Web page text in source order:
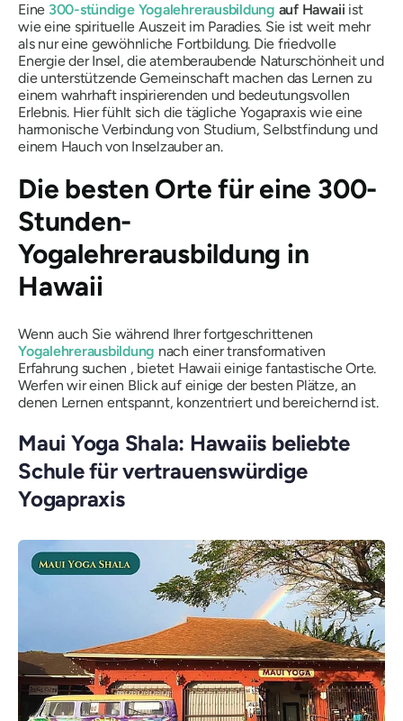
Eine 300-stündige Yogalehrerausbildung auf Hawaii ist
wie eine spirituelle Auszeit im Paradies. Sie ist weit mehr
als nur eine gewöhnliche Fortbildung. Die friedvolle
Energie der Insel, die atemberaubende Naturschönheit und
die unterstützende Gemeinschaft machen das Lernen zu
einem wahrhaft inspirierenden und bedeutungsvollen
Erlebnis. Hier fühlt sich die tägliche Yogapraxis wie eine
harmonische Verbindung von Studium, Selbstfindung und
einem Hauch von Inselzauber an.
Die besten Orte für eine 300-
Stunden-
Yogalehrerausbildung in
Hawaii
Wenn auch Sie während Ihrer fortgeschrittenen
Yogalehrerausbildung nach einer transformativen
Erfahrung suchen , bietet Hawaii einige fantastische Orte.
Werfen wir einen Blick auf einige der besten Plätze, an
denen Lernen entspannt, konzentriert und bereichernd ist.
Maui Yoga Shala: Hawaiis beliebte
Schule für vertrauenswürdige
Yogapraxis